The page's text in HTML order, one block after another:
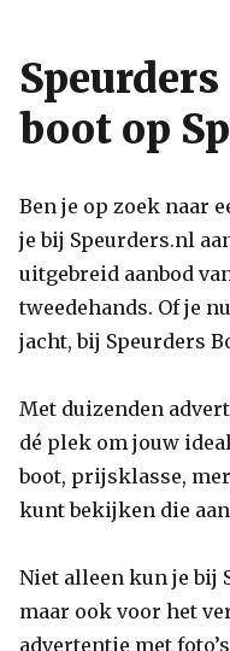
boot op
Ben je op zoek naar
je bij Speurders.nl
uitgebreid aanbod
tweedehands. Of je
jacht, bij Speurders
Met duizenden
dé plek om jouw
boot, prijsklasse,
kunt bekijken die
Niet alleen kun je bij
maar ook voor het
advertentie met